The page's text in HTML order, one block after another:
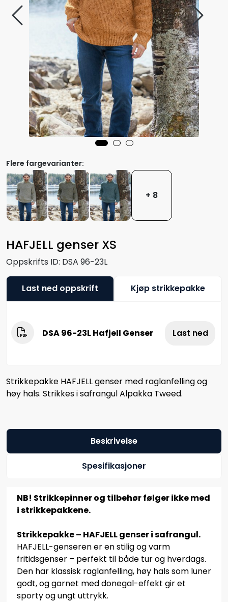
HAFJELL genser XS
Oppskrifts ID: DSA 96-23L
Flere fargevarianter:
+ 8
Last ned oppskrift Kjøp strikkepakke
DSA 96-23L Hafjell Genser Last ned
Strikkepakke HAFJELL genser med raglanfelling og
høy hals. Strikkes i safrangul Alpakka Tweed.
Beskrivelse
Spesifikasjoner
NB! Strikkepinner og tilbehør følger ikke med
i strikkepakkene.
Strikkepakke – HAFJELL genser i safrangul.
HAFJELL-genseren er en stilig og varm
fritidsgenser – perfekt til både tur og hverdags.
Den har klassisk raglanfelling, høy hals som luner
godt, og garnet med donegal-effekt gir et
sporty og ungt uttrykk.